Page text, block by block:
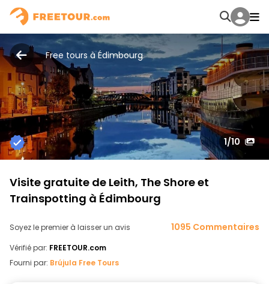
Free tours à Édimbourg
1/10
Visite gratuite de Leith, The Shore et
Trainspotting à Édimbourg
Soyez le premier à laisser un avis 1095 Commentaires
Vérifié par: FREETOUR.com
Fourni par: Brújula Free Tours